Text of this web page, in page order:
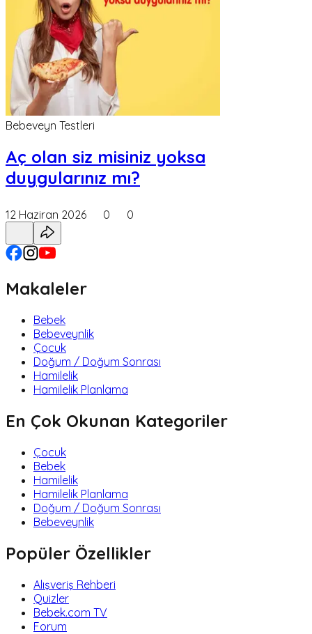
Bebeveyn Testleri
Aç olan siz misiniz yoksa
duygularınız mı?
12 Haziran 2026 0 0
Makaleler
Bebek
Bebeveynlik
Çocuk
Doğum / Doğum Sonrası
Hamilelik
Hamilelik Planlama
En Çok Okunan Kategoriler
Çocuk
Bebek
Hamilelik
Hamilelik Planlama
Doğum / Doğum Sonrası
Bebeveynlik
Popüler Özellikler
Alışveriş Rehberi
Quizler
Bebek.com TV
Forum